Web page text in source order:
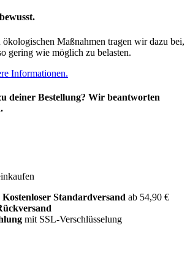
Maßnahmen tragen wir dazu bei,
gering wie möglich zu belasten.
Informationen.
deiner Bestellung? Wir beantworten
Standardversand ab 54,90 €
mit SSL-Verschlüsselung